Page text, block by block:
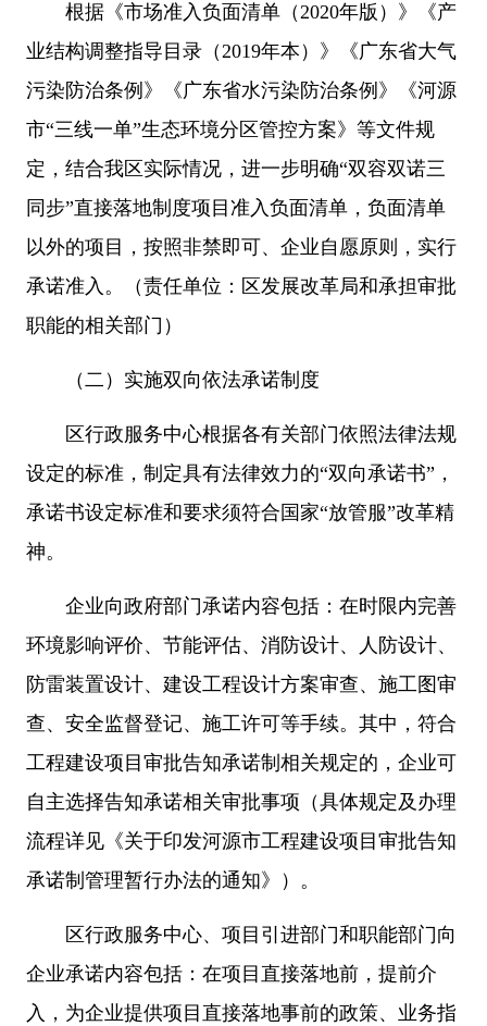
根据《市场准入负面清单（2020年版）》《产
业结构调整指导目录（2019年本）》《广东省大气
污染防治条例》《广东省水污染防治条例》《河源
市“三线一单”生态环境分区管控方案》等文件规
定，结合我区实际情况，进一步明确“双容双诺三
同步”直接落地制度项目准入负面清单，负面清单
以外的项目，按照非禁即可、企业自愿原则，实行
承诺准入。（责任单位：区发展改革局和承担审批
职能的相关部门）
（二）实施双向依法承诺制度
区行政服务中心根据各有关部门依照法律法规
设定的标准，制定具有法律效力的“双向承诺书”，
承诺书设定标准和要求须符合国家“放管服”改革精
神。
企业向政府部门承诺内容包括：在时限内完善
环境影响评价、节能评估、消防设计、人防设计、
防雷装置设计、建设工程设计方案审查、施工图审
查、安全监督登记、施工许可等手续。其中，符合
工程建设项目审批告知承诺制相关规定的，企业可
自主选择告知承诺相关审批事项（具体规定及办理
流程详见《关于印发河源市工程建设项目审批告知
承诺制管理暂行办法的通知》）。
区行政服务中心、项目引进部门和职能部门向
企业承诺内容包括：在项目直接落地前，提前介
入，为企业提供项目直接落地事前的政策、业务指